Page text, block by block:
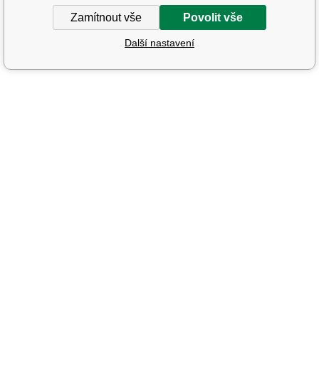
Zamítnout vše Povolit vše
Další nastavení